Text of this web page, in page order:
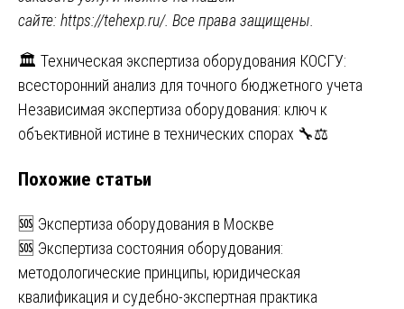
сайте: https://tehexp.ru/. Все права защищены.
Навигация
по
записям
🏛️ Техническая экспертиза оборудования КОСГУ:
всесторонний анализ для точного бюджетного учета
Независимая экспертиза оборудования: ключ к
объективной истине в технических спорах 🔧⚖️
Похожие статьи
🆘 Экспертиза оборудования в Москве
🆘 Экспертиза состояния оборудования:
методологические принципы, юридическая
квалификация и судебно-экспертная практика